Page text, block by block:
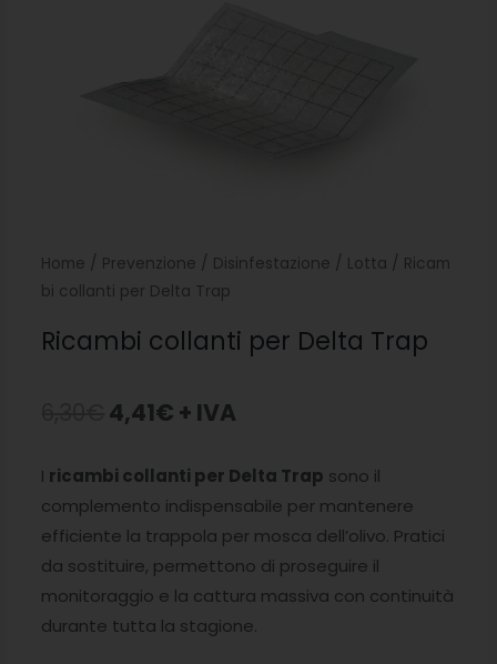
Home / Prevenzione / Disinfestazione / Lotta / Ricam
bi collanti per Delta Trap
Ricambi collanti per Delta Trap
Il
originale
era:
6,30€.
4,41€ Il
attuale
è:
4,41€.
+ IVA
I ricambi collanti per Delta Trap sono il
complemento indispensabile per mantenere
efficiente la trappola per mosca dell’olivo. Pratici
da sostituire, permettono di proseguire il
monitoraggio e la cattura massiva con continuità
durante tutta la stagione.